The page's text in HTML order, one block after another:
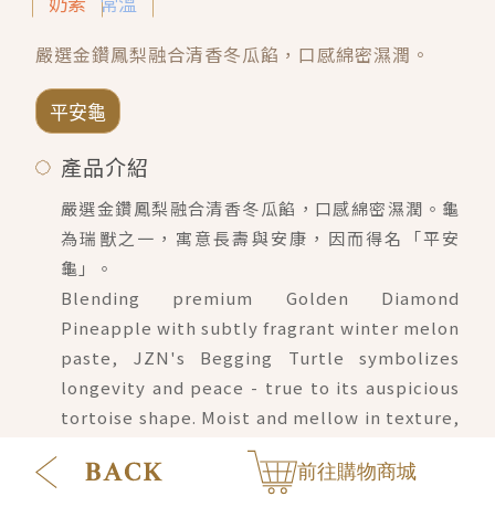
線上購物 會員禮遇 企業客製
Site by 很好設計 Goods Design
嚴選金鑽鳳梨融合清香冬瓜餡，口感綿密濕潤。
平安龜
產品介紹
嚴選金鑽鳳梨融合清香冬瓜餡，口感綿密濕潤。龜
為瑞獸之一，寓意長壽與安康，因而得名「平安
龜」。
Blending premium Golden Diamond
Pineapple with subtly fragrant winter melon
paste, JZN's Begging Turtle symbolizes
longevity and peace - true to its auspicious
tortoise shape. Moist and mellow in texture,
it's a festive treat that brings heartfelt
blessings with every bite. 前往購物商城